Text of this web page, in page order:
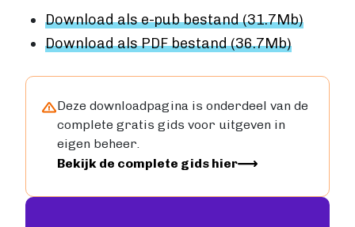
VIA BOEKENBESTELLEN.NL
Boek uitgeven via Boekenbestellen.nl
Boek uitgeven als e-book
Wat is een e-book?
E-book opmaken
E-book verkopen
Download als e-pub bestand (31.7Mb)
Download als PDF bestand (36.7Mb)
Deze downloadpagina is onderdeel van de
complete gratis gids voor uitgeven in
eigen beheer.
Image
Bekijk de complete gids hier